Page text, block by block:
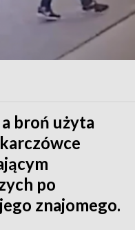
broń użyta
po
znajomego.